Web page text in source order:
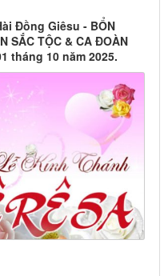
Đồng Giêsu - BỔN
SẮC TỘC & CA ĐOÀN
tháng 10 năm 2025.